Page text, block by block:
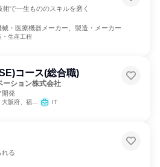
で一生もののスキルを磨く
・医療機器メーカー、製造・メーカー
・生産工程
コース(総合職)
ーション株式会社
開発
府、福岡県 IT
れる